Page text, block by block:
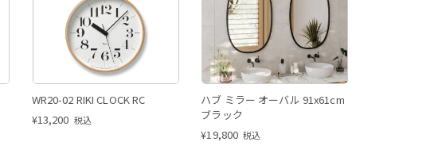
WR20-02 RIKI CLOCK RC
¥13,200 税込
ハブ ミラー オーバル 91x61cm
ブラック
¥19,800 税込